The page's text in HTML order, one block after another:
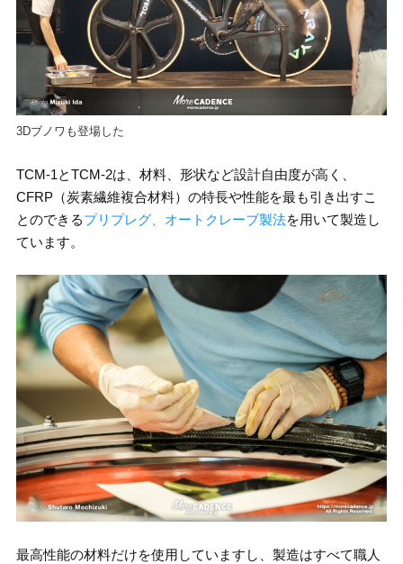
3Dブノワも登場した
TCM-1とTCM-2は、材料、形状など設計自由度が高く、
CFRP（炭素繊維複合材料）の特長や性能を最も引き出すこ
とのできるプリプレグ、オートクレーブ製法を用いて製造し
ています。
最高性能の材料だけを使用していますし、製造はすべて職人